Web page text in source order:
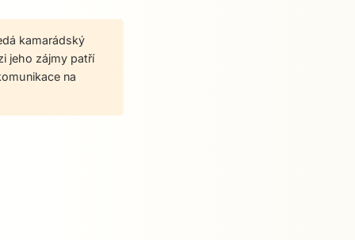
kamarádský
jeho zájmy patří
na